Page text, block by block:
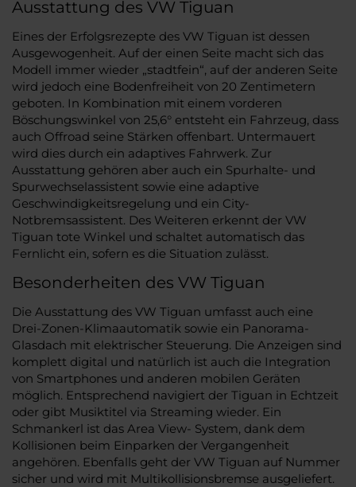
Ausstattung des VW Tiguan
Eines der Erfolgsrezepte des VW Tiguan ist dessen
Ausgewogenheit. Auf der einen Seite macht sich das
Modell immer wieder „stadtfein“, auf der anderen Seite
wird jedoch eine Bodenfreiheit von 20 Zentimetern
geboten. In Kombination mit einem vorderen
Böschungswinkel von 25,6° entsteht ein Fahrzeug, dass
auch Offroad seine Stärken offenbart. Untermauert
wird dies durch ein adaptives Fahrwerk. Zur
Ausstattung gehören aber auch ein Spurhalte- und
Spurwechselassistent sowie eine adaptive
Geschwindigkeitsregelung und ein City-
Notbremsassistent. Des Weiteren erkennt der VW
Tiguan tote Winkel und schaltet automatisch das
Fernlicht ein, sofern es die Situation zulässt.
Besonderheiten des VW Tiguan
Die Ausstattung des VW Tiguan umfasst auch eine
Drei-Zonen-Klimaautomatik sowie ein Panorama-
Glasdach mit elektrischer Steuerung. Die Anzeigen sind
komplett digital und natürlich ist auch die Integration
von Smartphones und anderen mobilen Geräten
möglich. Entsprechend navigiert der Tiguan in Echtzeit
oder gibt Musiktitel via Streaming wieder. Ein
Schmankerl ist das Area View- System, dank dem
Kollisionen beim Einparken der Vergangenheit
angehören. Ebenfalls geht der VW Tiguan auf Nummer
sicher und wird mit Multikollisionsbremse ausgeliefert.